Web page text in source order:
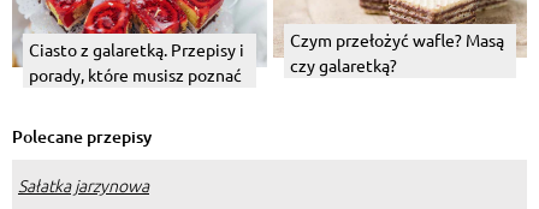
Ciasto z galaretką. Przepisy i
porady, które musisz poznać
Czym przełożyć wafle? Masą
czy galaretką?
Polecane przepisy
Sałatka jarzynowa